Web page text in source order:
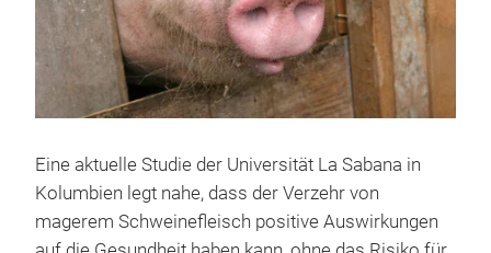
Eine aktuelle Studie der Universität La Sabana in
Kolumbien legt nahe, dass der Verzehr von
magerem Schweinefleisch positive Auswirkungen